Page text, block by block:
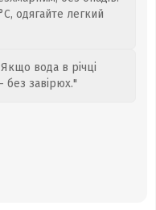
одягайте легкий
вода в річці
без завірюх."